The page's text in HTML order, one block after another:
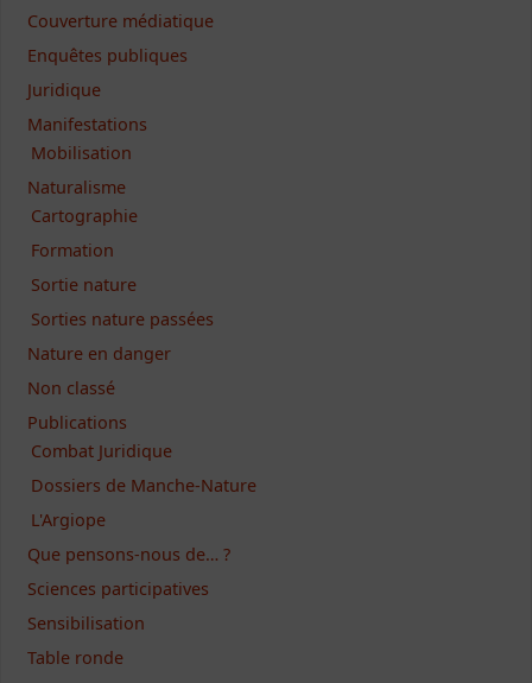
Couverture médiatique
Enquêtes publiques
Juridique
Manifestations
Mobilisation
Naturalisme
Cartographie
Formation
Sortie nature
Sorties nature passées
Nature en danger
Non classé
Publications
Combat Juridique
Dossiers de Manche-Nature
L'Argiope
Que pensons-nous de… ?
Sciences participatives
Sensibilisation
Table ronde